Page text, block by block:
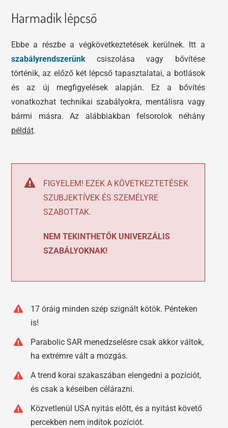
Harmadik lépcső
Ebbe a részbe a végkövetkeztetések kerülnek. Itt a
szabályrendszerünk csiszolása vagy bővítése
történik, az előző két lépcső tapasztalatai, a botlások
és az új megfigyelések alapján. Ez a bővítés
vonatkozhat technikai szabályokra, mentálisra vagy
bármi másra. Az alábbiakban felsorolok néhány
példát.
FIGYELEM! EZEK A KÖVETKEZTETÉSEK
SZUBJEKTÍVEK ÉS SZEMÉLYRE
SZABOTTAK.
NEM TEKINTHETŐK UNIVERZÁLIS
SZABÁLYOKNAK!
17 óráig minden szép szignált kötök. Pénteken
is!
Parabolic SAR menedzselésre csak akkor váltok,
ha extrémre vált a mozgás.
A trend korai szakaszában elengedni a pozíciót,
és csak a késeiben célárazni.
Közvetlenül USA nyitás előtt, és a nyitást követő
percekben nem indítok pozíciót.